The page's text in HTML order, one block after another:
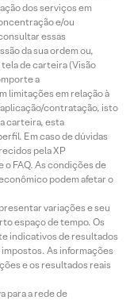
dos serviços em
e/ou
essas
da sua ordem ou,
de carteira (Visão
a
limitações em relação à
contratação, isto
carteira, esta
Em caso de dúvidas
pela XP
FAQ. As condições de
podem afetar o
variações e seu
espaço de tempo. Os
indicativos de resultados
As informações
e os resultados reais
para a rede de